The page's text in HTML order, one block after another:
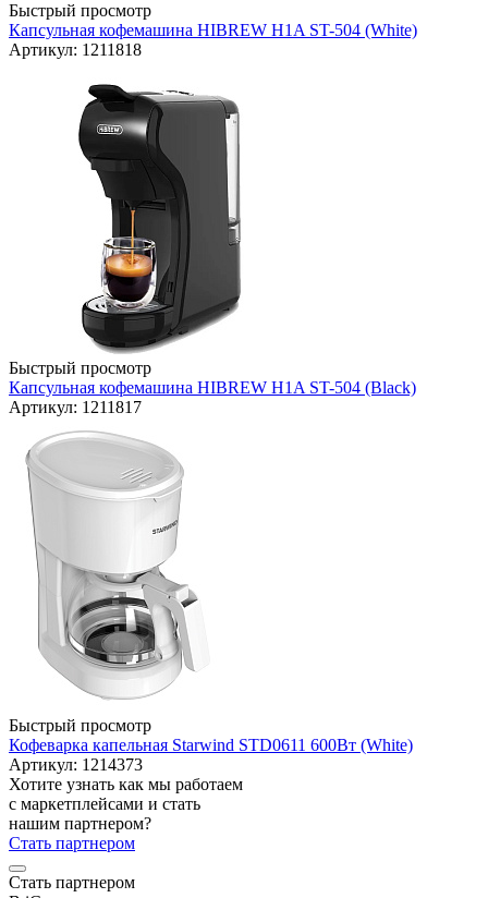
Быстрый просмотр
Капсульная кофемашина HIBREW H1A ST-504 (White)
Артикул: 1211818
Быстрый просмотр
Капсульная кофемашина HIBREW H1A ST-504 (Black)
Артикул: 1211817
Быстрый просмотр
Кофеварка капельная Starwind STD0611 600Вт (White)
Артикул: 1214373
Хотите узнать как мы работаем
с маркетплейсами и стать
нашим партнером?
Стать партнером
Стать партнером